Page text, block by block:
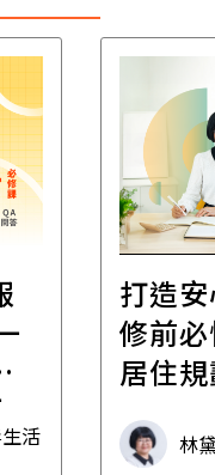
活
打造
修前
居住
林